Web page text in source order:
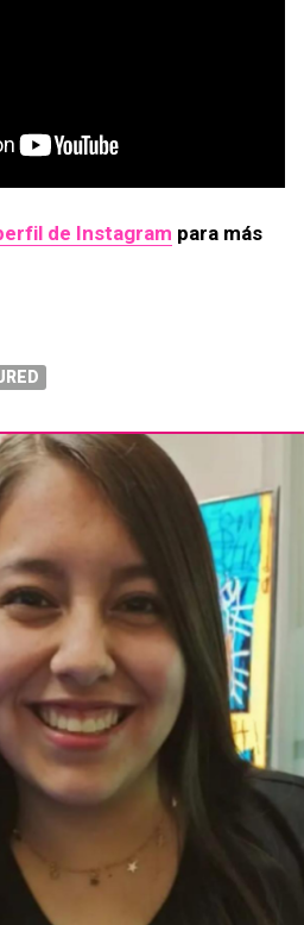
de Instagram para más